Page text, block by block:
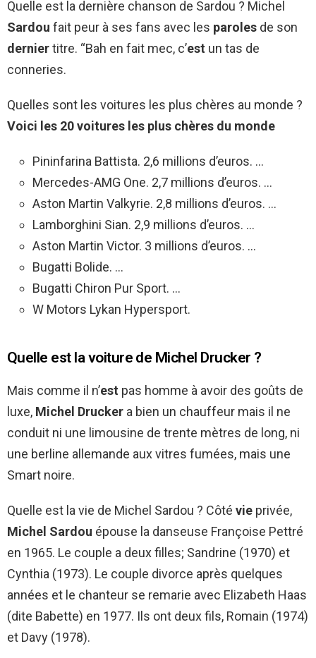
Quelle est la dernière chanson de Sardou ? Michel
Sardou fait peur à ses fans avec les paroles de son
derniertitre. “Bah en fait mec, c’est un tas de
conneries.
Quelles sont les voitures les plus chères au monde ?
Voici les 20voitures les plus chères du monde
Pininfarina Battista. 2,6 millions d’euros. …
Mercedes-AMG One. 2,7 millions d’euros. …
Aston Martin Valkyrie. 2,8 millions d’euros. …
Lamborghini Sian. 2,9 millions d’euros. …
Aston Martin Victor. 3 millions d’euros. …
Bugatti Bolide. …
Bugatti Chiron Pur Sport. …
W Motors Lykan Hypersport.
Quelle est la voiture de Michel Drucker ?
Mais comme il n’est pas homme à avoir des goûts de
luxe, Michel Drucker a bien un chauffeur mais il ne
conduit ni une limousine de trente mètres de long, ni
une berline allemande aux vitres fumées, mais une
Smart noire.
Quelle est la vie de Michel Sardou ? Côté vie privée,
Michel Sardou épouse la danseuse Françoise Pettré
en 1965. Le couple a deux filles; Sandrine (1970) et
Cynthia (1973). Le couple divorce après quelques
années et le chanteur se remarie avec Elizabeth Haas
(dite Babette) en 1977. Ils ont deux fils, Romain (1974)
et Davy (1978).